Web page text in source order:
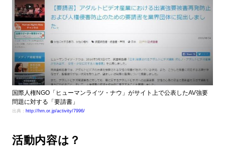
国際人権NGO「ヒューマンライツ・ナウ」がサイト上で公表したAV強要
問題に対する「要請書」
出典： http://hrn.or.jp/activity/7996/
活動内容は？